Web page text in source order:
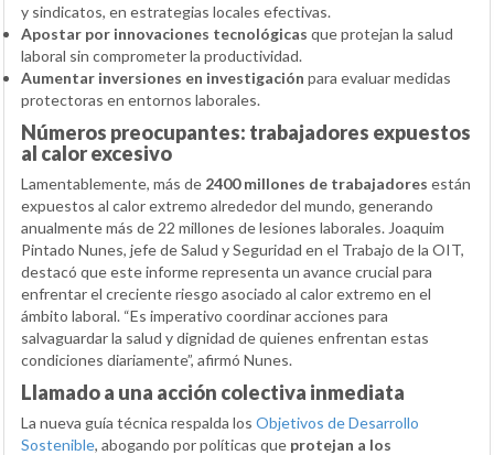
y sindicatos, en estrategias locales efectivas.
Apostar por innovaciones tecnológicas que protejan la salud
laboral sin comprometer la productividad.
Aumentar inversiones en investigación para evaluar medidas
protectoras en entornos laborales.
Números preocupantes: trabajadores expuestos
al calor excesivo
Lamentablemente, más de 2400 millones de trabajadores están
expuestos al calor extremo alrededor del mundo, generando
anualmente más de 22 millones de lesiones laborales. Joaquim
Pintado Nunes, jefe de Salud y Seguridad en el Trabajo de la OIT,
destacó que este informe representa un avance crucial para
enfrentar el creciente riesgo asociado al calor extremo en el
ámbito laboral. “Es imperativo coordinar acciones para
salvaguardar la salud y dignidad de quienes enfrentan estas
condiciones diariamente”, afirmó Nunes.
Llamado a una acción colectiva inmediata
La nueva guía técnica respalda los Objetivos de Desarrollo
Sostenible, abogando por políticas que protejan a los